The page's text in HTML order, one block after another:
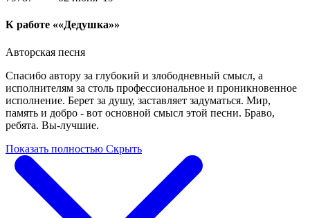
К работе ««Дедушка»»
Авторская песня
Спасибо автору за глубокий и злободневный смысл, а
исполнителям за столь профессиональное и проникновенное
исполнение. Берет за душу, заставляет задуматься. Мир,
память и добро - вот основной смысл этой песни. Браво,
ребята. Вы-лучшие.
Показать полностью Скрыть